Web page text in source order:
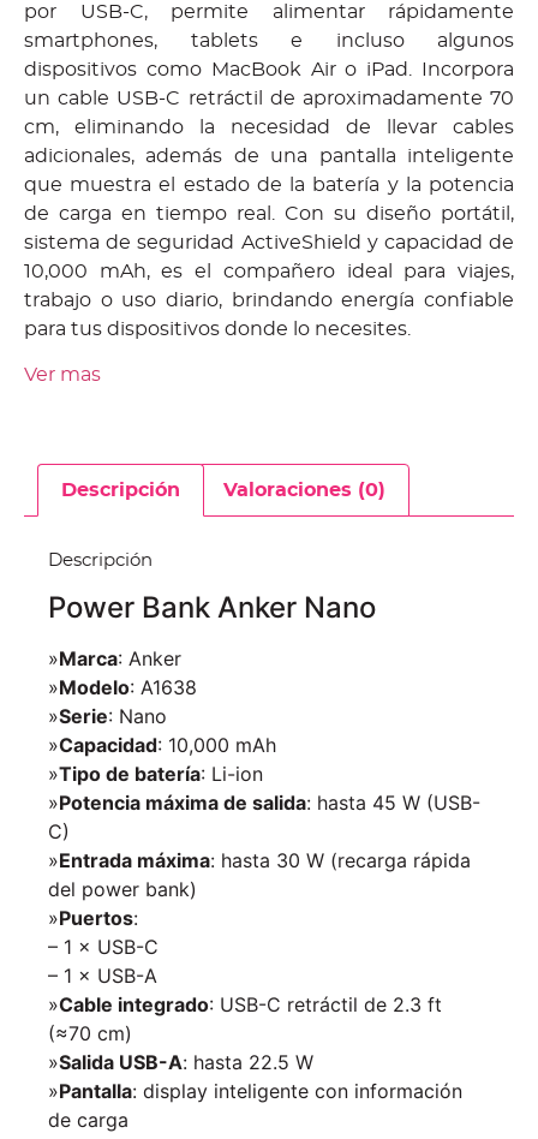
por USB-C, permite alimentar rápidamente
smartphones, tablets e incluso algunos
dispositivos como MacBook Air o iPad. Incorpora
un cable USB-C retráctil de aproximadamente 70
cm, eliminando la necesidad de llevar cables
adicionales, además de una pantalla inteligente
que muestra el estado de la batería y la potencia
de carga en tiempo real. Con su diseño portátil,
sistema de seguridad ActiveShield y capacidad de
10,000 mAh, es el compañero ideal para viajes,
trabajo o uso diario, brindando energía confiable
para tus dispositivos donde lo necesites.
Ver mas
Descripción Valoraciones (0)
Descripción
Power Bank Anker Nano
»Marca: Anker
»Modelo: A1638
»Serie: Nano
»Capacidad: 10,000 mAh
»Tipo de batería: Li-ion
»Potencia máxima de salida: hasta 45 W (USB-
C)
»Entrada máxima: hasta 30 W (recarga rápida
del power bank)
»Puertos:
– 1 × USB-C
– 1 × USB-A
»Cable integrado: USB-C retráctil de 2.3 ft
(≈70 cm)
»Salida USB-A: hasta 22.5 W
»Pantalla: display inteligente con información
de carga